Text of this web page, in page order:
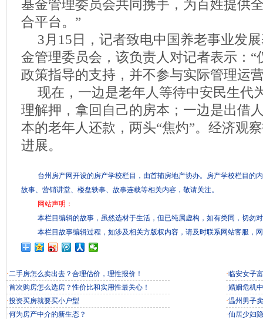
基金管理委员会共同携手，为百姓提供
合平台。”
3月15日，记者致电中国养老事业发
金管理委员会，该负责人对记者表示：“
政策指导的支持，并不参与实际管理运
现在，一边是老年人等待中安民生代
理解押，拿回自己的房本；一边是出借
本的老年人还款，两头“焦灼”。经济观
进展。
台州房产网开设的房产学校栏目，由首辅房地产协办。房产学校栏目的
故事、营销讲堂、楼盘轶事、故事连载等相关内容，敬请关注。
网站声明：
本栏目编辑的故事，虽然选材于生活，但已纯属虚构，如有类同，切勿
本栏目故事编辑过程，如涉及相关方版权内容，请及时联系网站客服，
·二手房怎么卖出去？合理估价，理性报价！
·首次购房怎么选房？性价比和实用性最关心！
·投资买房就要买小户型
·何为房产中介的新生态？
·临安女子
·婚姻危机
·温州男子
·仙居少妇